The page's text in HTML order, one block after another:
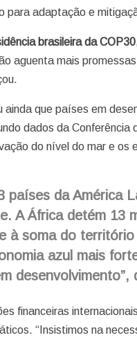
para adaptação e
brasileira da
aguenta mais
ainda que países em
dados da
do nível do mar e
países da América
A África detém 13
à soma do
azul mais
desenvolvimento”,
financeiras
“Insistimos na